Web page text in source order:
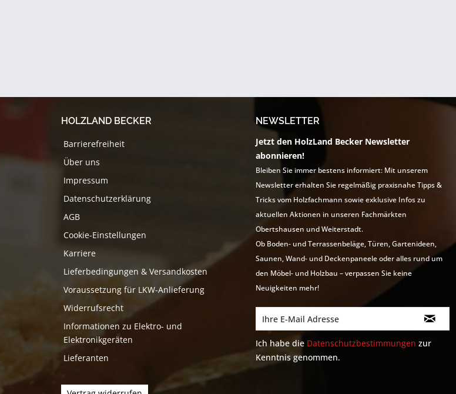
HOLZLAND BECKER
Barrierefreiheit
Über uns
Impressum
Datenschutzerklärung
AGB
Cookie-Einstellungen
Karriere
Lieferbedingungen & Versandkosten
Voraussetzung für LKW-Anlieferung
Widerrufsrecht
Informationen zu Elektro- und
Elektronikgeräten
Lieferanten
NEWSLETTER
Jetzt den HolzLand Becker Newsletter
abonnieren!
Bleiben Sie immer bestens informiert: Mit unserem
Newsletter erhalten Sie regelmäßig praxisnahe Tipps &
Tricks vom Holzfachmann sowie exklusive Infos zu
aktuellen Aktionen in unseren Fachmärkten
Obertshausen und Weiterstadt.
Ob Boden- und Terrassenbeläge, Türen, Gartenideen,
Saunen, Wand- und Deckenpaneele oder alles rund um
den Möbel- und Holzbau – verpassen Sie keine
Neuigkeiten mehr!
Ich habe die Datenschutzbestimmungen zur
Kenntnis genommen.